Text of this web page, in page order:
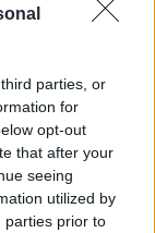
parties, or
for
opt-out
that after your
seeing
utilized by
parties prior to